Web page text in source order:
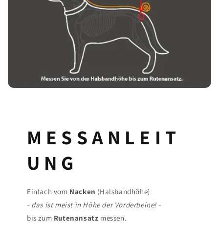
M E S S A N L E I T
U N G
Einfach vom Nacken (Halsbandhöhe)
- das ist meist in Höhe der Vorderbeine! -
bis zum Rutenansatz messen.